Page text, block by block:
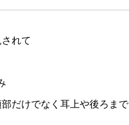
れて
だけでなく耳上や後ろまで